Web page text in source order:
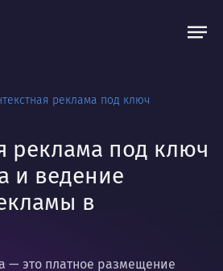
реклама под ключ
реклама под ключ
и ведение
в
— это платное размещение